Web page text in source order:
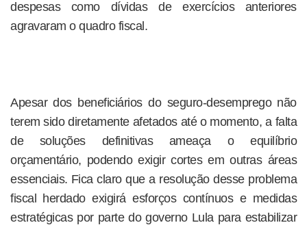
despesas como dívidas de exercícios anteriores
agravaram o quadro fiscal.
Apesar dos beneficiários do seguro-desemprego não
terem sido diretamente afetados até o momento, a falta
de soluções definitivas ameaça o equilíbrio
orçamentário, podendo exigir cortes em outras áreas
essenciais. Fica claro que a resolução desse problema
fiscal herdado exigirá esforços contínuos e medidas
estratégicas por parte do governo Lula para estabilizar